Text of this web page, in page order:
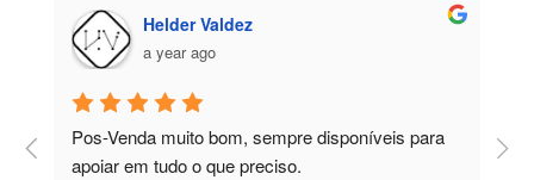
Helder Valdez
a year ago
Pos-Venda muito bom, sempre disponíveis para
apoiar em tudo o que preciso.